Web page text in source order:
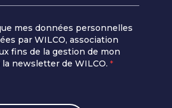
mes données personnelles
par WILCO, association
fins de la gestion de mon
newsletter de WILCO. *